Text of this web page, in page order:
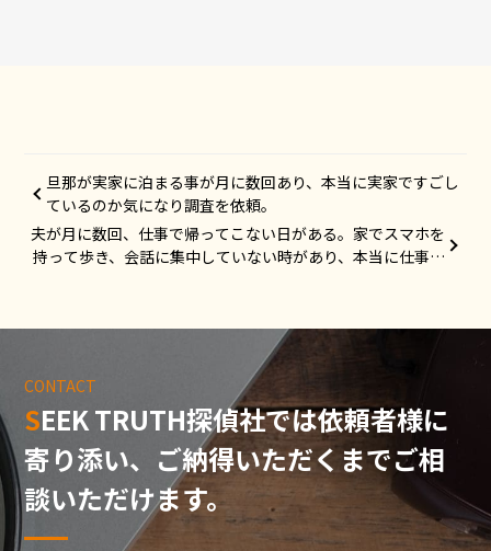
旦那が実家に泊まる事が月に数回あり、本当に実家ですごし
ているのか気になり調査を依頼。
夫が月に数回、仕事で帰ってこない日がある。家でスマホを
持って歩き、会話に集中していない時があり、本当に仕事を
CONTACT
SEEK TRUTH探偵社では依頼者様に
寄り添い、 ご納得いただくまでご相
談いただけます。